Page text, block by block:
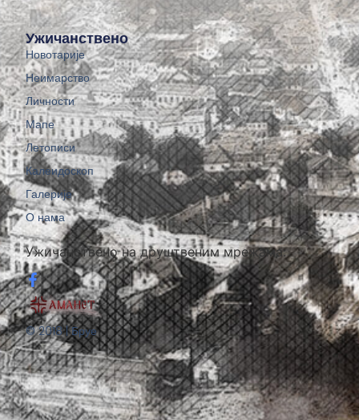
Ужичанствено на друштвеним мрежама:
© 2018 | Бруе
Ужичанствено
Новотарије
Неимарство
Личности
Мапе
Летописи
Калеидоскоп
Галерије
О нама